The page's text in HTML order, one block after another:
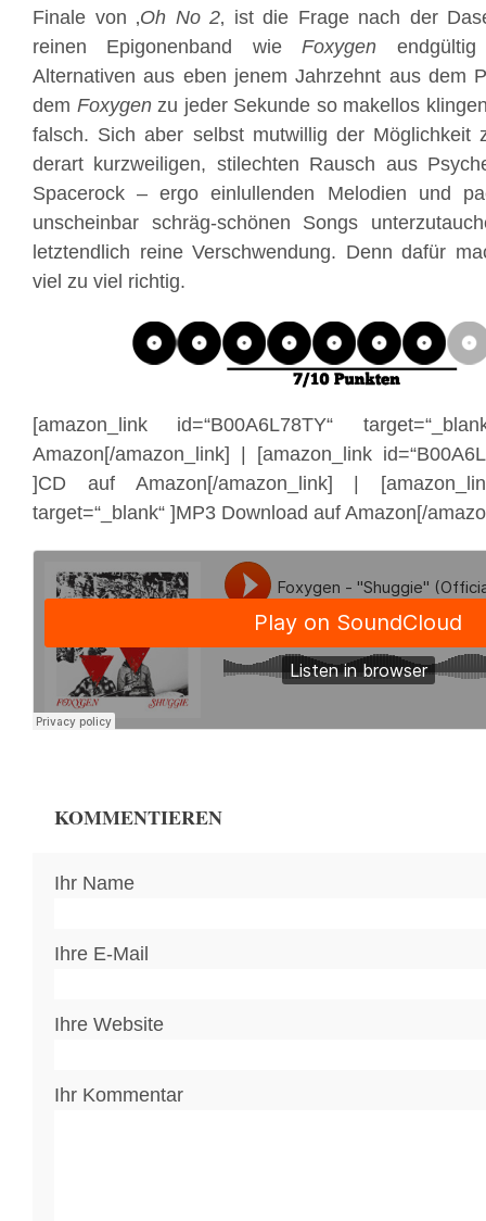
Finale von ‚Oh No 2‚ ist die Frage nach der
reinen Epigonenband wieFoxygen
Alternativen aus eben jenem Jahrzehnt aus dem
dem Foxygenzu jeder Sekunde so makellos
falsch. Sich aber selbst mutwillig der Möglichkeit
derart kurzweiligen, stilechten Rausch aus
Spacerock – ergo einlullenden Melodien und
unscheinbar schräg-schönen Songs
letztendlich reine Verschwendung. Denn dafür
viel zu viel richtig.
[amazon_link id=“B00A6L78TY“
Amazon[/amazon_link] | [amazon_link
]CD auf Amazon[/amazon_link] |
target=“_blank“ ]MP3 Download auf Amazon[/
KOMMENTIEREN
Ihr Name
Ihre E-Mail
Ihre Website
Ihr Kommentar